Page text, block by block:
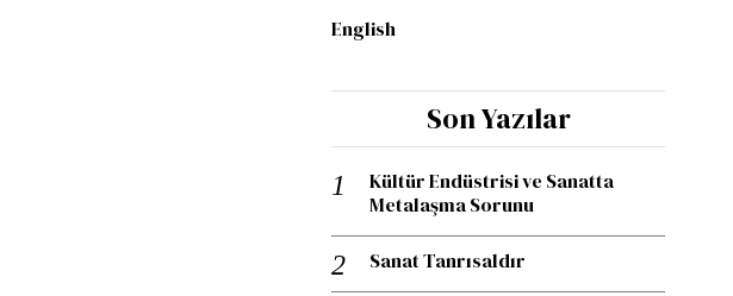
English
Son Yazılar
Kültür Endüstrisi ve Sanatta
Metalaşma Sorunu
Sanat Tanrısaldır